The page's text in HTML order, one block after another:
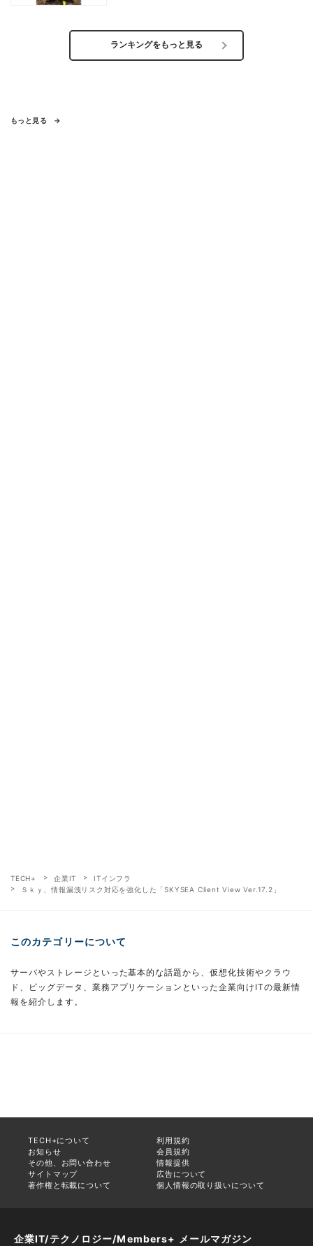
ランキングをもっと見る
もっと見る
TECH+ 企業IT
ITインフラ
Ｓｋｙ、情報漏洩リスク対応を強化した「SKYSEA Client View Ver.17.2」
このカテゴリーについて
サーバやストレージといった基本的な話題から、仮想化技術やクラウ
ド、ビッグデータ、業務アプリケーションといった企業向けITの最新情
報を紹介します。
TECH+について
利用規約
お知らせ
会員規約
その他、お問い合わせ
情報提供
サイトマップ
広告について
著作権と転載について
個人情報の取り扱いについて
企業IT/テクノロジー/Members+ メールマガジン